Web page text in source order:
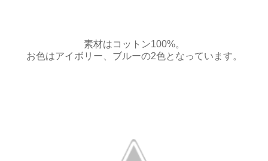
素材はコットン100%。
お色はアイボリー、ブルーの2色となっています。